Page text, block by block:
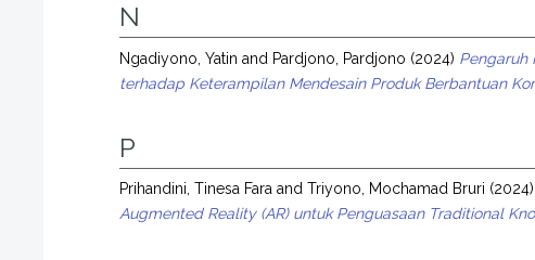
N
Ngadiyono, Yatin and Pardjono, Pardjono (2024) Pengaruh
terhadap Keterampilan Mendesain Produk Berbantuan
P
Prihandini, Tinesa Fara andTriyono, Mochamad Bruri (2024)
Augmented Reality (AR) untuk Penguasaan Traditional